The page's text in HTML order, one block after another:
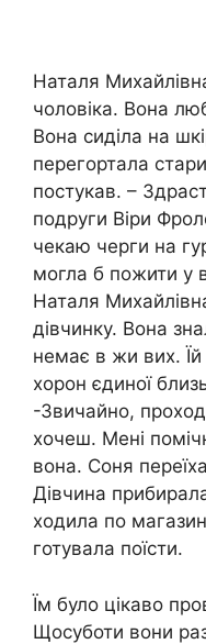
Наталя
чоловіка. Вона
Вона сиділа на
перегортала
постукав. –
подруги Віри
чекаю черги на
могла б пожити у
Наталя
дівчинку. Вона
немає в жи вих.
xорон єдиної
-Звичайно,
хочеш. Мені
вона. Соня
Дівчина
ходила по
готувала поїсти.
Їм було цікаво
Щосуботи вони